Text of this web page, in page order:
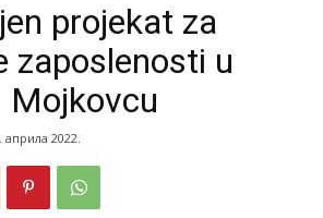
projekat za
zaposlenosti u
Mojkovcu
априла 2022.